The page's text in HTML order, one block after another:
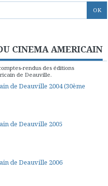
CINEMA AMERICAIN
rendus des éditions
de Deauville.
de Deauville 2004 (30ème
de Deauville 2005
de Deauville 2006